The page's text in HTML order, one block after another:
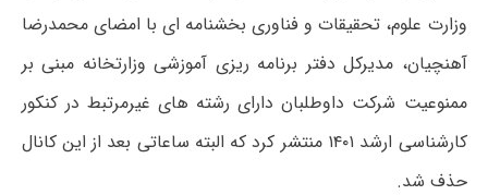
وزارت علوم، تحقیقات و فناوری بخشنامه ای با امضای محمدرضا
آهنچیان، مدیرکل دفتر برنامه ریزی آموزشی وزارتخانه مبنی بر
ممنوعیت شرکت داوطلبان دارای رشته های غیرمرتبط در کنکور
کارشناسی ارشد ۱۴۰۱ منتشر کرد که البته ساعاتی بعد از این کانال
حذف شد.